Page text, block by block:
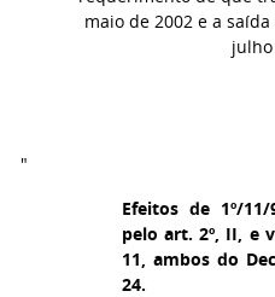
maio de 2002 e a
julho
"
Efeitos de 1º/
pelo art. 2º, II, e
11, ambos do
24.